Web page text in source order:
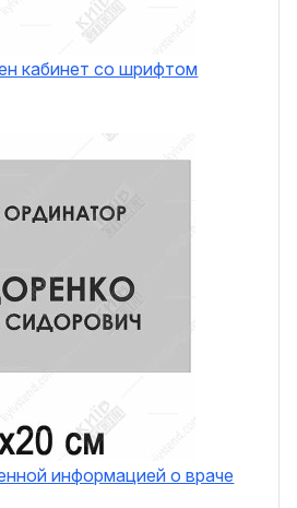
кабинет со шрифтом
информацией о враче